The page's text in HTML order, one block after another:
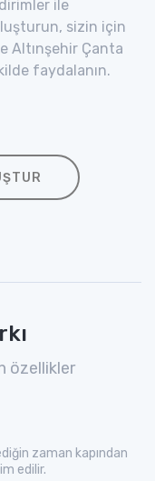
ile
sizin için
Altınşehir Çanta
faydalanın.
özellikler
zaman kapından
edilir.